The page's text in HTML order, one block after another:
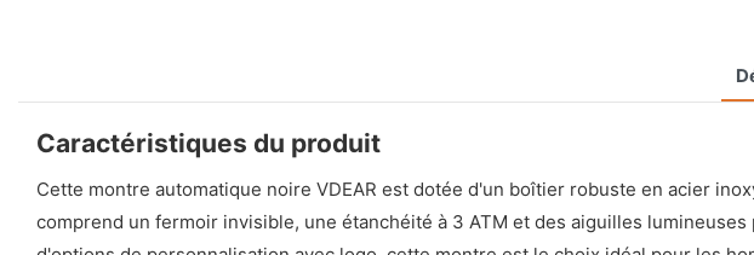
Caractéristiques du produit
Cette montre automatique noire VDEAR est dotée d'un boîtier robuste en acier
comprend un fermoir invisible, une étanchéité à 3 ATM et des aiguilles